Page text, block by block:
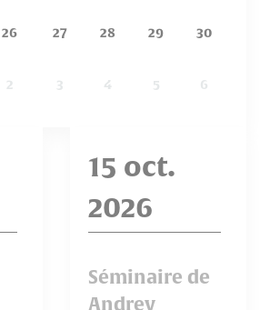
26 27 28 29 30
2 3 4 5 6
15 oct.
2026
Séminaire de
Andrey